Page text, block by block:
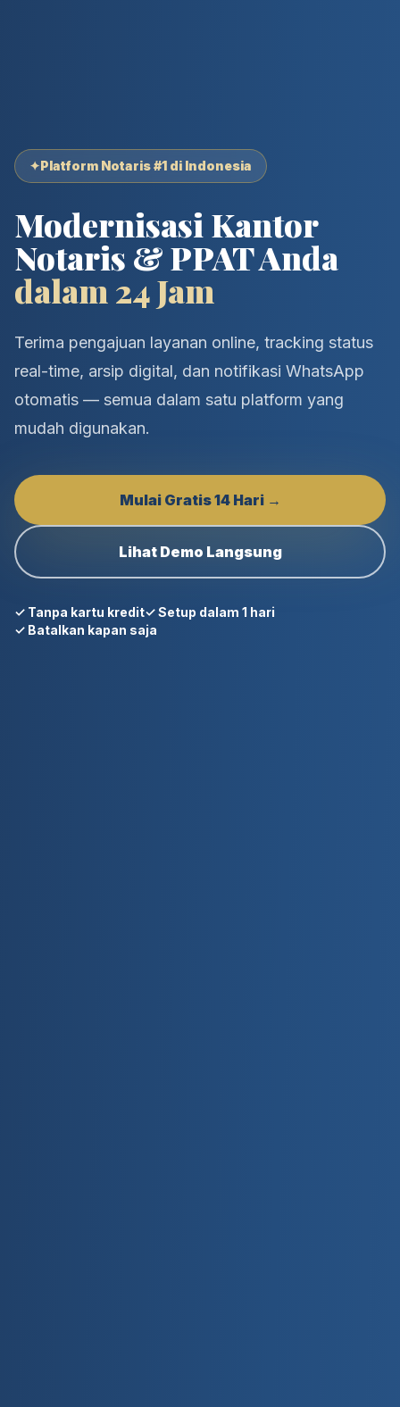
✦Platform Notaris #1 di Indonesia
Modernisasi Kantor
Notaris & PPAT Anda
dalam 24 Jam
Terima pengajuan layanan online, tracking status
real-time, arsip digital, dan notifikasi WhatsApp
otomatis — semua dalam satu platform yang
mudah digunakan.
Mulai Gratis 14 Hari →
Lihat Demo Langsung
✓ Tanpa kartu kredit✓ Setup dalam 1 hari
✓ Batalkan kapan saja